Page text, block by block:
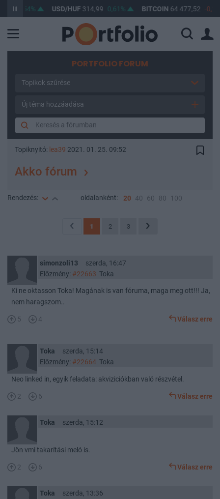
0,54% USD/HUF 314,99 0,61% BITCOIN64 477,52 -0,19%
PORTFOLIO FORUM
Topikok szűrése
Új téma hozzáadása
Topiknyitó: lea39 2021. 01. 25. 09:52
Akko fórum
Rendezés: oldalanként: 20 40 60 80 100
1 2 3
simonzoli13
szerda, 16:47
Előzmény: #22663 Toka
Ki ne oktasson Toka! Magának is van fóruma, maga meg ott!!! Ja,
nem haragszom..
5 4 Válasz erre
Toka
szerda, 15:14
Előzmény: #22664Toka
Neo linked in, egyik feladata: akviziciókban való részvétel.
2 6 Válasz erre
Toka szerda, 15:12
Jön vmi takarítási meló is.
2 6 Válasz erre
Toka
szerda, 13:36